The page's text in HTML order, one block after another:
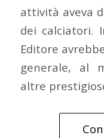
attività aveva
dei calciatori.
Editore
generale, al
altre